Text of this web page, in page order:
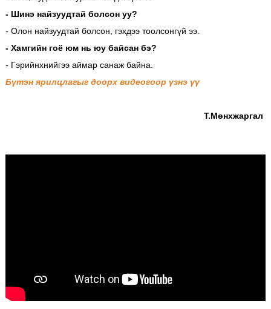
- Шинэ найзуудтай болсон уу?
- Олон найзуудтай болсон, гэхдээ тоолсонгүй ээ.
- Хамгийн гоё юм нь юу байсан бэ?
- Гэрийнхнийгээ аймар санаж байна.
Бүтэн ярилцлагыг доорх видеогоор үзнэ үү
Т.Мөнхжаргал